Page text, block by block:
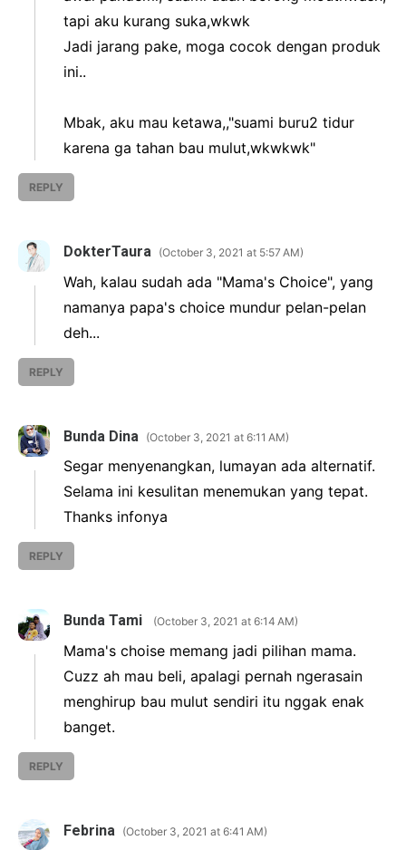
tapi aku kurang suka,wkwk
Jadi jarang pake, moga cocok dengan produk
ini..
Mbak, aku mau ketawa,,"suami buru2 tidur
karena ga tahan bau mulut,wkwkwk"
REPLY
DokterTaura October 3, 2021 at 5:57 AM
Wah, kalau sudah ada "Mama's Choice", yang
namanya papa's choice mundur pelan-pelan
deh...
REPLY
Bunda Dina October 3, 2021 at 6:11 AM
Segar menyenangkan, lumayan ada alternatif.
Selama ini kesulitan menemukan yang tepat.
Thanks infonya
REPLY
Bunda Tami October 3, 2021 at 6:14 AM
Mama's choise memang jadi pilihan mama.
Cuzz ah mau beli, apalagi pernah ngerasain
menghirup bau mulut sendiri itu nggak enak
banget.
REPLY
Febrina October 3, 2021 at 6:41 AM